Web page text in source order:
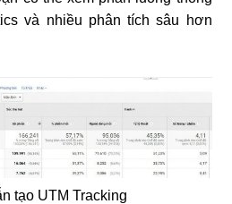
và nhiều phân tích sâu hơn
tạo UTM Tracking